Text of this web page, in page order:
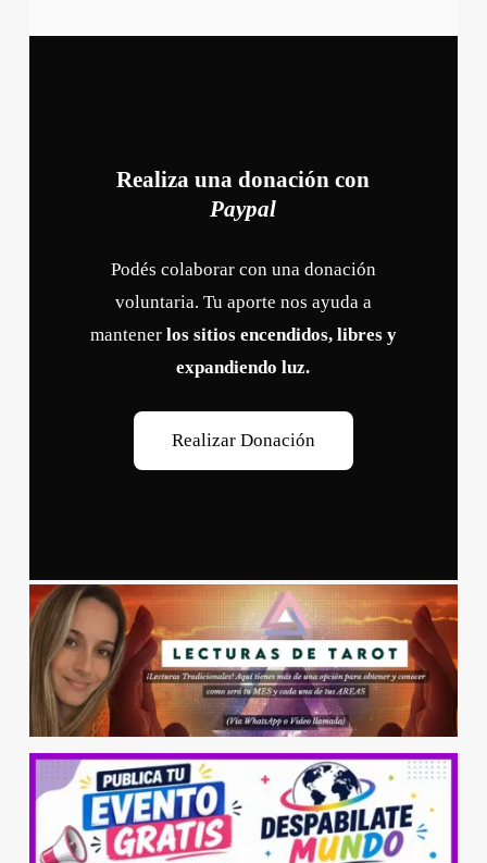
Realiza una donación con
Paypal
Podés colaborar con una donación
voluntaria. Tu aporte nos ayuda a
mantener los sitios encendidos, libres y
expandiendo luz.
Realizar Donación